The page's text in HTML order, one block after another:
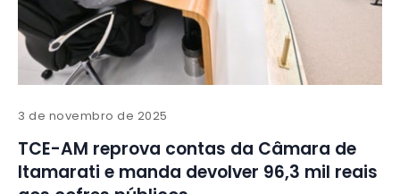
3 de novembro de 2025
TCE-AM reprova contas da Câmara de
Itamarati e manda devolver 96,3 mil reais